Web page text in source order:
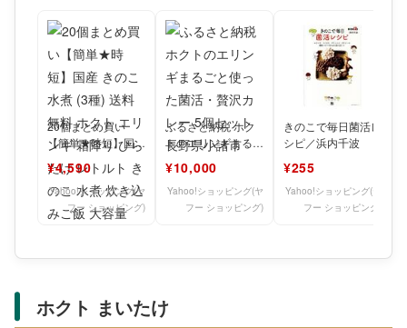
20個まとめ買い
【簡単★時短】国産
料無料 ホクト エ
¥4,590
Yahoo!ショッピング(ヤ
フー ショッピング)
ふるさと納税 ホク
トのエリンギまるご
カレー 5個セット
長野
¥10,000
Yahoo!ショッピング(ヤ
フー ショッピング)
きのこで毎日菌活レ
シピ／浜内千波
¥255
Yahoo!ショッピング(ヤ
フー ショッピング)
ホクト まいたけ